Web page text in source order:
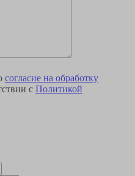
согласие на обработку
с Политикой